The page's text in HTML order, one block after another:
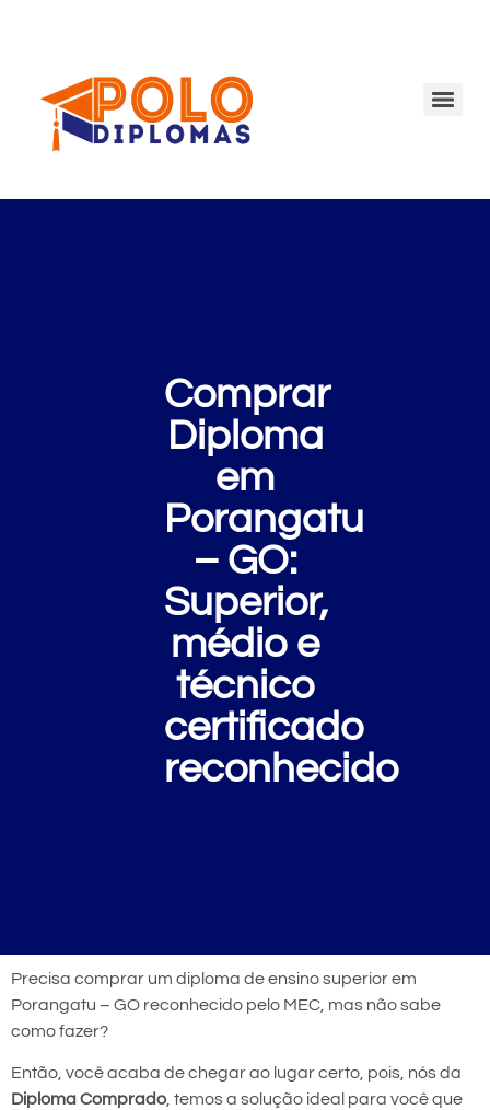
Comprar
Diploma
em
Porangatu
– GO:
Superior,
médio e
técnico
certificado
reconhecido
Precisa comprar um diploma de ensino superior em
Porangatu – GO reconhecido pelo MEC, mas não sabe
como fazer?
Então, você acaba de chegar ao lugar certo, pois, nós da
Diploma Comprado, temos a solução ideal para você que